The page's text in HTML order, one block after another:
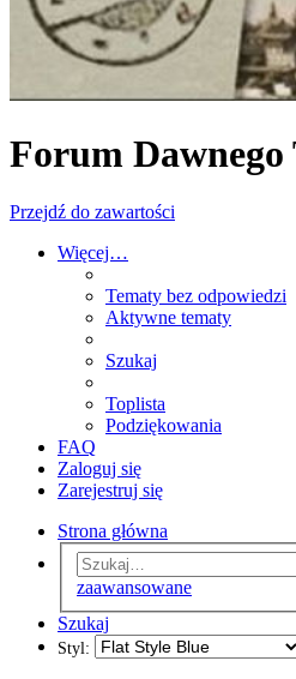
Forum Dawnego
Przejdź do zawartości
Więcej…
Tematy bez odpowiedzi
Aktywne tematy
Szukaj
Toplista
Podziękowania
FAQ
Zaloguj się
Zarejestruj się
Strona główna
zaawansowane
Szukaj
Styl: